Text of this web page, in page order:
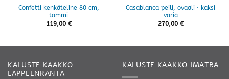
Confetti kenkäteline 80 cm,
tammi
119,00 €
Casablanca peili, ovaali · kaksi
väriä
270,00 €
KALUSTE KAAKKO
LAPPEENRANTA
KALUSTE KAAKKO IMATRA